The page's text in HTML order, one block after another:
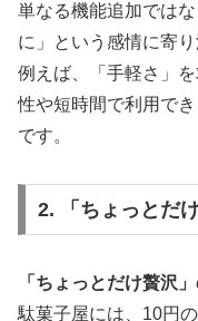
単なる機能追加では
に」という感情に寄
例えば、「手軽さ」
性や短時間で利用で
です。
2. 「ちょっとだ
「ちょっとだけ贅沢
駄菓子屋には、10円